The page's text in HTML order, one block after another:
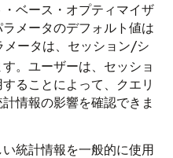
ベース・オプティマイザ
メータのデフォルト値は
メータは、セッション/シ
。ユーザーは、セッショ
ることによって、クエリ
情報の影響を確認できま
統計情報を一般的に使用